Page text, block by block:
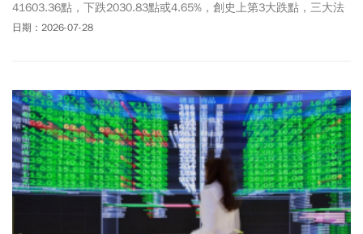
41603.36點，下跌2030.83點或4.65%，創史上第3大跌點，三大法
人合計賣超高達1169.39億元，其中外資大動作砍殺875.62億，自營
與均值回調。杜金龍強調，在盤勢下殺過程中，許多基本面優良股
票錯殺，對於尚未上車的投資人而言，跌到季線附近反而是進場佈
局好時機。杜金龍特別針對盤面上的「低階鑽石股」像是南亞科
(2408)、聯電(2303)和群創(3481)，拉回就是讓股民買進的。
日期：2026-07-28